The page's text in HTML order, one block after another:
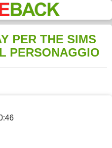
PER THE SIMS
PERSONAGGIO